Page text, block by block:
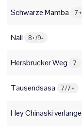
Schwarze Mamba
Nail 8+/9-
Hersbrucker Weg 7
Tausendsasa 7/7+
Hey Chinaski